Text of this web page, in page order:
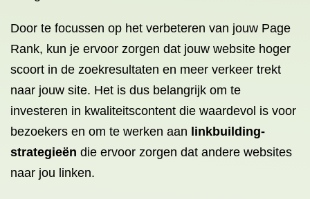
Door te focussen op het verbeteren van jouw Page
Rank, kun je ervoor zorgen dat jouw website hoger
scoort in de zoekresultaten en meer verkeer trekt
naar jouw site. Het is dus belangrijk om te
investeren in kwaliteitscontent die waardevol is voor
bezoekers en om te werken aan linkbuilding-
strategieën die ervoor zorgen dat andere websites
naar jou linken.